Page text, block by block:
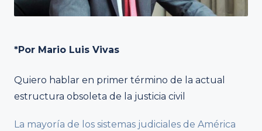
*Por Mario Luis Vivas
Quiero hablar en primer término de la actual
estructura obsoleta de la justicia civil
La mayoría de los sistemas judiciales de América